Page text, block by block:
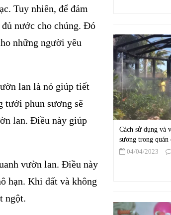
Tuy nhiên, để đảm
nước cho chúng. Đó
những người yêu
lan là nó giúp tiết
tưới phun sương sẽ
lan. Điều này giúp
vườn lan. Điều này
hạn. Khi đất và không
ngột.
Cách sử dụng và
sương trong quán
04/04/2023